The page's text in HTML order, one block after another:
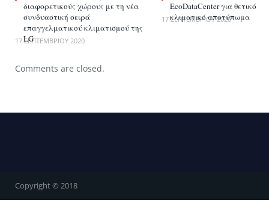
διαφορετικούς χώρους με τη νέα
συνδυαστική σειρά
επαγγελματικού κλιματισμού της
LG
17 ΣΕΠΤΕΜΒΡΊΟΥ 2020
EcoDataCenter για θετικό
κλιματικό αποτύπωμα
17 ΣΕΠΤΕΜΒΡΊΟΥ 2020
Comments are closed.
Copyright © 2018